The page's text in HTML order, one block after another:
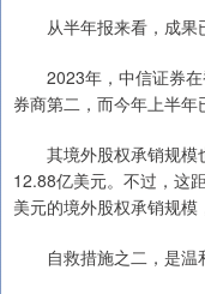
从半年报来看，成果
2023年，中信证券在
券商第二，而今年上半年
其境外股权承销规模
12.88亿美元。不过，这
美元的境外股权承销规模
自救措施之二，是温